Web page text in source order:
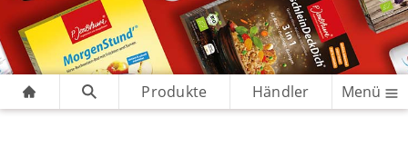
Produkte Händler Menü